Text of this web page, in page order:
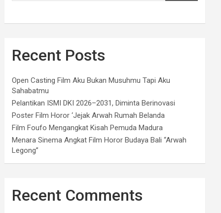
Recent Posts
Open Casting Film Aku Bukan Musuhmu Tapi Aku
Sahabatmu
Pelantikan ISMI DKI 2026–2031, Diminta Berinovasi
Poster Film Horor ‘Jejak Arwah Rumah Belanda
Film Foufo Mengangkat Kisah Pemuda Madura
Menara Sinema Angkat Film Horor Budaya Bali “Arwah
Legong”
Recent Comments